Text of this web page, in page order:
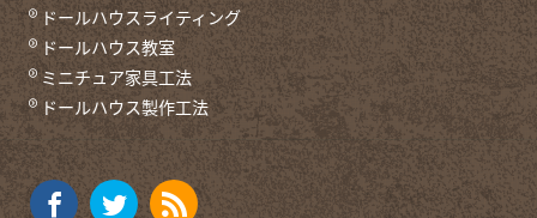
ドールハウスライティング
ドールハウス教室
ミニチュア家具工法
ドールハウス製作工法